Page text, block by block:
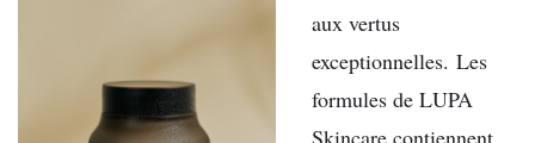
aux vertus
exceptionnelles. Les
formules de LUPA
Skincare contiennent